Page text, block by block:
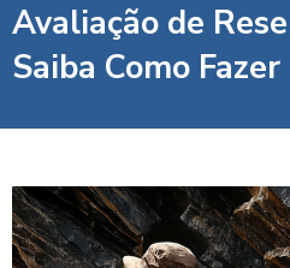
Avaliação de
Saiba Como Fazer